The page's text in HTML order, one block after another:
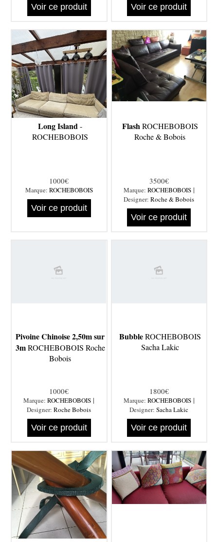
Voir ce produit Voir ce produit
Long Island-
ROCHEBOBOIS
1000€
Marque: ROCHEBOBOIS
Voir ce produit
Flash ROCHEBOBOIS
Roche & Bobois
3500€
Marque: ROCHEBOBOIS|
Designer:Roche & Bobois
Voir ce produit
Pivoine Chinoise 2,50m sur
3mROCHEBOBOIS Roche
Bobois
1000€
Marque:ROCHEBOBOIS |
Designer:Roche Bobois
Voir ce produit
BubbleROCHEBOBOIS
Sacha Lakic
1800€
Marque: ROCHEBOBOIS|
Designer:Sacha Lakic
Voir ce produit